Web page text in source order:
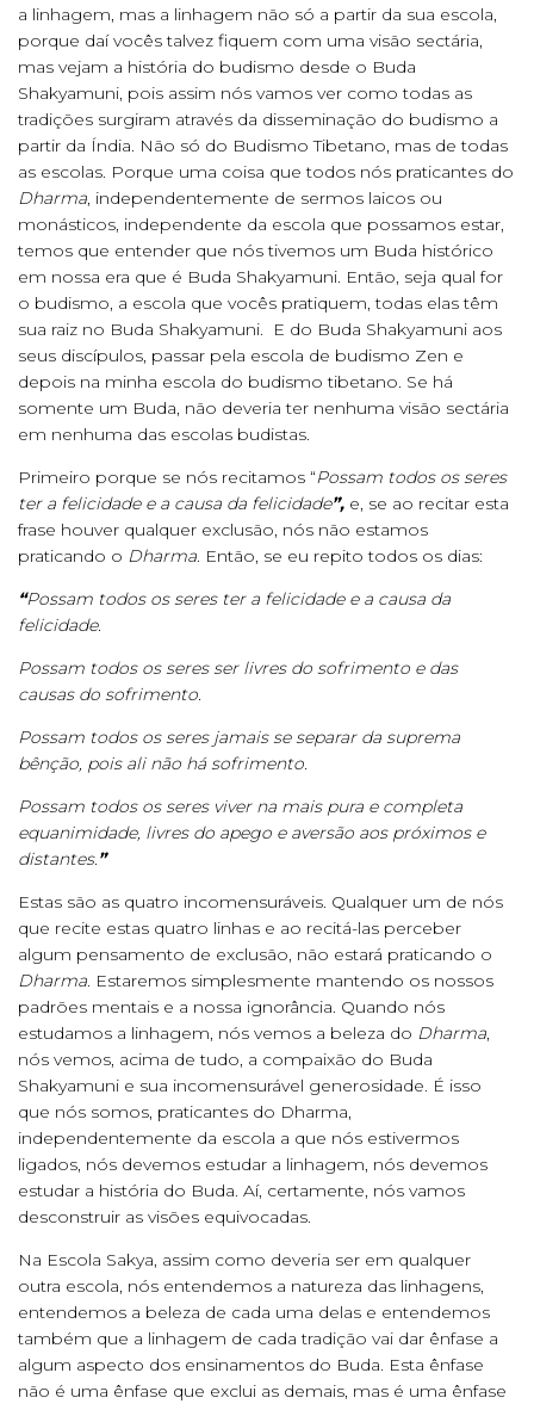
a linhagem, mas a linhagem não só a partir da sua escola,
porque daí vocês talvez fiquem com uma visão sectária,
mas vejam a história do budismo desde o Buda
Shakyamuni, pois assim nós vamos ver como todas as
tradições surgiram através da disseminação do budismo a
partir da Índia. Não só do Budismo Tibetano, mas de todas
as escolas. Porque uma coisa que todos nós praticantes do
Dharma, independentemente de sermos laicos ou
monásticos, independente da escola que possamos estar,
temos que entender que nós tivemos um Buda histórico
em nossa era que é Buda Shakyamuni. Então, seja qual for
o budismo, a escola que vocês pratiquem, todas elas têm
sua raiz no Buda Shakyamuni. E do Buda Shakyamuni aos
seus discípulos, passar pela escola de budismo Zen e
depois na minha escola do budismo tibetano. Se há
somente um Buda, não deveria ter nenhuma visão sectária
em nenhuma das escolas budistas.
Primeiro porque se nós recitamos “Possam todos os seres
ter a felicidade e a causa da felicidade”, e, se ao recitar esta
frase houver qualquer exclusão, nós não estamos
praticando o Dharma. Então, se eu repito todos os dias:
“Possam todos os seres ter a felicidade e a causa da
felicidade.
Possam todos os seres ser livres do sofrimento e das
causas do sofrimento.
Possam todos os seres jamais se separar da suprema
bênção, pois ali não há sofrimento.
Possam todos os seres viver na mais pura e completa
equanimidade, livres do apego e aversão aos próximos e
distantes.”
Estas são as quatro incomensuráveis. Qualquer um de nós
que recite estas quatro linhas e ao recitá-las perceber
algum pensamento de exclusão, não estará praticando o
Dharma. Estaremos simplesmente mantendo os nossos
padrões mentais e a nossa ignorância. Quando nós
estudamos a linhagem, nós vemos a beleza do Dharma,
nós vemos, acima de tudo, a compaixão do Buda
Shakyamuni e sua incomensurável generosidade. É isso
que nós somos, praticantes do Dharma,
independentemente da escola a que nós estivermos
ligados, nós devemos estudar a linhagem, nós devemos
estudar a história do Buda. Aí, certamente, nós vamos
desconstruir as visões equivocadas.
Na Escola Sakya, assim como deveria ser em qualquer
outra escola, nós entendemos a natureza das linhagens,
entendemos a beleza de cada uma delas e entendemos
também que a linhagem de cada tradição vai dar ênfase a
algum aspecto dos ensinamentos do Buda. Esta ênfase
não é uma ênfase que exclui as demais, mas é uma ênfase